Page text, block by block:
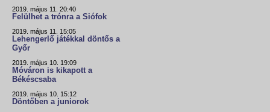
2019. május 11. 20:40
Felülhet a trónra a Siófok
2019. május 11. 15:05
Lehengerlő játékkal döntős a
Győr
2019. május 10. 19:09
Móváron is kikapott a
Békéscsaba
2019. május 10. 15:12
Döntőben a juniorok